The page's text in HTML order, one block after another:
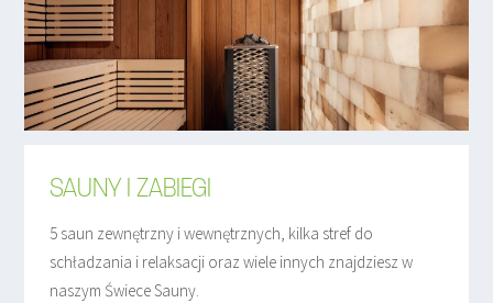
SAUNY I ZABIEGI
5 saun zewnętrzny i wewnętrznych, kilka stref do
schładzania i relaksacji oraz wiele innych znajdziesz w
naszym Świece Sauny.